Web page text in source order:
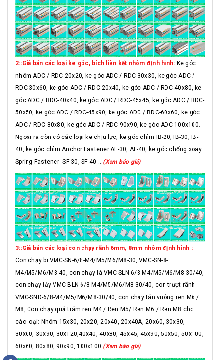
2::Giá bán các loại ke góc, bích liên kết nhôm định hình: Ke góc
nhôm ADC / RDC-20x20, ke góc ADC / RDC-30x30, ke góc ADC /
RDC-30x60, ke góc ADC / RDC-20x40, ke góc ADC / RDC-40x80, ke
góc ADC / RDC-40x40, ke góc ADC / RDC-45x45, ke góc ADC / RDC-
50x50, ke góc ADC / RDC-45x90, ke góc ADC / RDC-60x60, ke góc
ADC / RDC-80x80, ke góc ADC / RDC-90x90, ke góc ADC-100x100.
Ngoài ra còn có các loại ke chịu lực, ke góc chìm IB-20, IB-30, IB-
40, ke góc chìm Anchor Fastener AF-30, AF-40, ke góc chống xoay
Spring Fastener SF-30, SF-40 ...(Xem báo giá)
3::Giá bán các loại con chạy rãnh 6mm, 8mm nhôm định hình :
Con chạy bi VMC-SN-6/8-M4/M5/M6/M8-30, VMC-SN-8-
M4/M5/M6/M8-40, con chạy lá VMC-SLN-6/8-M4/M5/M6/M8-30/40,
con chạy lẫy VMC-BLN-6/8-M4/M5/M6/M8-30/40, con trượt rãnh
VMC-SND-6/8-M4/M5/M6/M8-30/40, con chạy tán vuông ren M6 /
M8, Con chạy quả trám ren M4 / Ren M5/ Ren M6 / Ren M8 cho
các loại: Nhôm 15x30, 20x20, 20x40, 20x40A, 20x60, 30x30,
30x60, 30x90, 30x120,40x40, 40x80, 45x45, 45x90, 50x50, 50x100,
60x60, 80x80, 90x90, 100x100 (Xem báo giá)